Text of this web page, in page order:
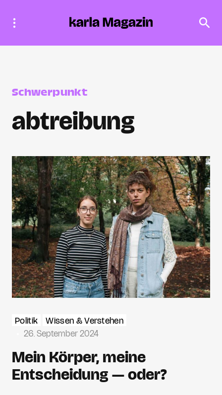
Schwerpunkt
abtreibung
Politik
Wissen & Verstehen
26. September 2024
Mein Körper, meine
Entscheidung — oder?